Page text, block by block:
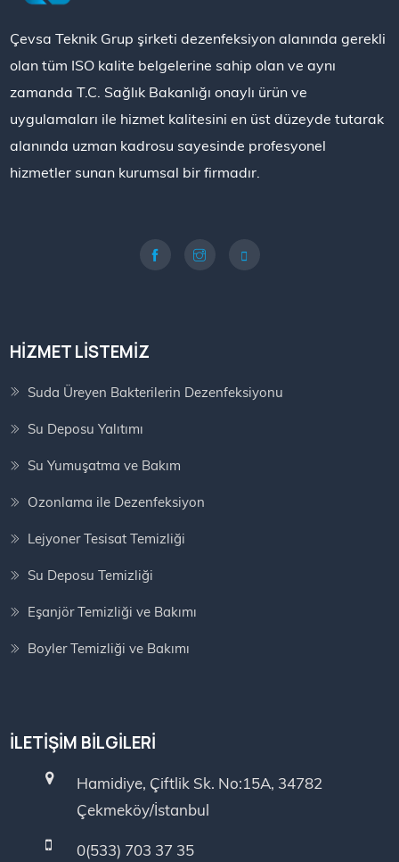
Çevsa Teknik Grup şirketi dezenfeksiyon alanında gerekli
olan tüm ISO kalite belgelerine sahip olan ve aynı
zamanda T.C. Sağlık Bakanlığı onaylı ürün ve
uygulamaları ile hizmet kalitesini en üst düzeyde tutarak
alanında uzman kadrosu sayesinde profesyonel
hizmetler sunan kurumsal bir firmadır.
HIZMET LISTEMIZ
Suda Üreyen Bakterilerin Dezenfeksiyonu
Su Deposu Yalıtımı
Su Yumuşatma ve Bakım
Ozonlama ile Dezenfeksiyon
Lejyoner Tesisat Temizliği
Su Deposu Temizliği
Eşanjör Temizliği ve Bakımı
Boyler Temizliği ve Bakımı
İLETIŞIM BILGILERI
Hamidiye, Çiftlik Sk. No:15A, 34782
Çekmeköy/İstanbul
0(533) 703 37 35